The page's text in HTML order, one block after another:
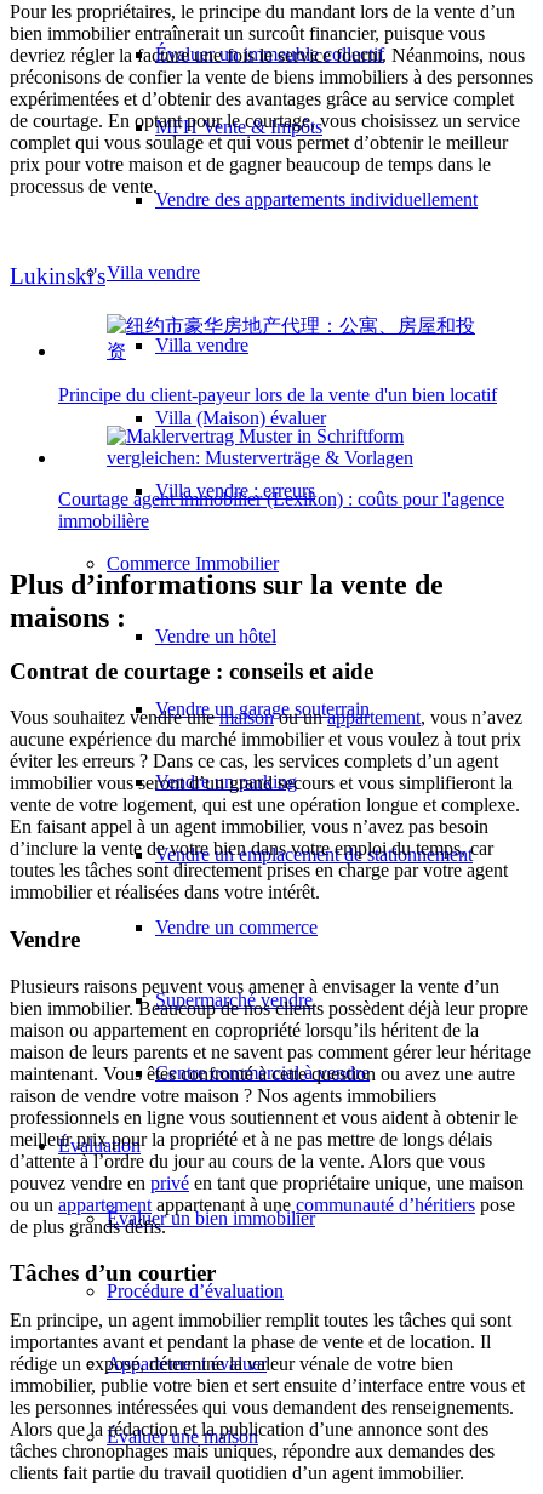
Évaluer un immeuble collectif
MFH Vente & Impôts
Vendre des appartements individuellement
Villa vendre
Villa vendre
Villa (Maison) évaluer
Villa vendre : erreurs
Commerce Immobilier
Vendre un hôtel
Vendre un garage souterrain
Vendre un parking
Vendre un emplacement de stationnement
Vendre un commerce
Supermarché vendre
Centre commercial à vendre
Évaluation
Évaluer un bien immobilier
Procédure d’évaluation
Appartement évaluer
Évaluer une maison
Pour les propriétaires, le principe du mandant lors de la vente d’un
bien immobilier entraînerait un surcoût financier, puisque vous
devriez régler la facture une fois le service fourni. Néanmoins, nous
préconisons de confier la vente de biens immobiliers à des personnes
expérimentées et d’obtenir des avantages grâce au service complet
de courtage. En optant pour le courtage, vous choisissez un service
complet qui vous soulage et qui vous permet d’obtenir le meilleur
prix pour votre maison et de gagner beaucoup de temps dans le
processus de vente.
Lukinski's
Principe du client-payeur lors de la vente d'un bien locatif
Courtage agent immobilier (Lexikon) : coûts pour l'agence
immobilière
Plus d’informations sur la vente de
maisons :
Contrat de courtage : conseils et aide
Vous souhaitez vendre unemaisonou unappartement, vous n’avez
aucune expérience du marché immobilier et vous voulez à tout prix
éviter les erreurs ? Dans ce cas, les services complets d’un agent
immobilier vous seront d’un grand secours et vous simplifieront la
vente de votre logement, qui est une opération longue et complexe.
En faisant appel à un agent immobilier, vous n’avez pas besoin
d’inclure la vente de votre bien dans votre emploi du temps, car
toutes les tâches sont directement prises en charge par votre agent
immobilier et réalisées dans votre intérêt.
Vendre
Plusieurs raisons peuvent vous amener à envisager la vente d’un
bien immobilier. Beaucoup de nos clients possèdent déjà leur propre
maison ou appartement en copropriété lorsqu’ils héritent de la
maison de leurs parents et ne savent pas comment gérer leur héritage
maintenant. Vous êtes confronté à cette question ou avez une autre
raison de vendre votre maison ? Nos agents immobiliers
professionnels en ligne vous soutiennent et vous aident à obtenir le
meilleur prix pour la propriété et à ne pas mettre de longs délais
d’attente à l’ordre du jour au cours de la vente. Alors que vous
pouvez vendre en privé en tant que propriétaire unique, une maison
ou un appartement appartenant à une communauté d’héritiers pose
de plus grands défis.
Tâches d’un courtier
En principe, un agent immobilier remplit toutes les tâches qui sont
importantes avant et pendant la phase de vente et de location. Il
rédige un exposé, détermine la valeur vénale de votre bien
immobilier, publie votre bien et sert ensuite d’interface entre vous et
les personnes intéressées qui vous demandent des renseignements.
Alors que la rédaction et la publication d’une annonce sont des
tâches chronophages mais uniques, répondre aux demandes des
clients fait partie du travail quotidien d’un agent immobilier.